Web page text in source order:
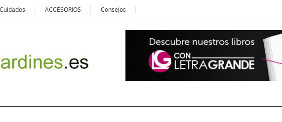
Cuidados ACCESORIOS Consejos